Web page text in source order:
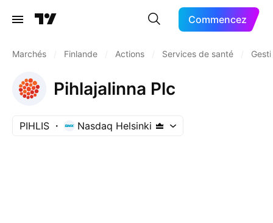
Commencez
Marchés Finlande Actions Services de santé
Pihlajalinna Plc
PIHLIS Nasdaq Helsinki